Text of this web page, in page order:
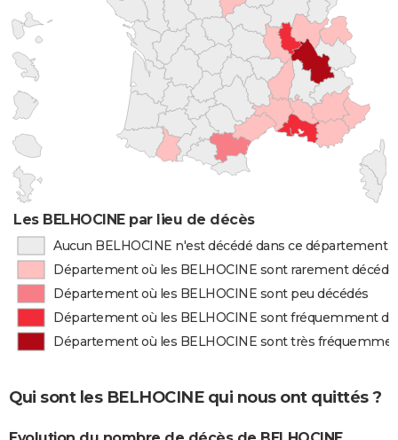
Les BELHOCINE par lieu de décès
Aucun BELHOCINE n'est décédé dans ce département
Département où les BELHOCINE sont rarement
Département où les BELHOCINE sont peu décédés
Département où les BELHOCINE sont fréquemment
Département où les BELHOCINE sont très
Qui sont les BELHOCINE qui nous ont quittés ?